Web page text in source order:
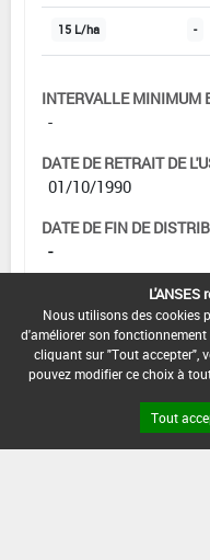
15 L/ha -
INTERVALLE MINIMUM
-
DATE DE RETRAIT DE
01/10/1990
DATE DE FIN DE
-
DATE DE FIN
-
Nous utilisons des cookies
d'améliorer son
cliquant sur "Tout accepter",
pouvez modifier ce choix à
Tout